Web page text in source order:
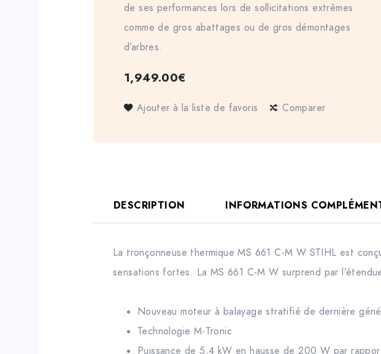
de ses performances lors de sollicitations extrêmes
comme de gros abattages ou de gros démontages
d’arbres.
1,949.00€
Ajouter à la liste de favoris Comparer
DESCRIPTION INFORMATIONS
La tronçonneuse thermique MS 661 C-M W STIHL est
sensations fortes. La MS 661 C-M W surprend par
Nouveau moteur à balayage stratifié de dernière
Technologie M-Tronic
Puissance de 5,4 kW en hausse de 200 W par